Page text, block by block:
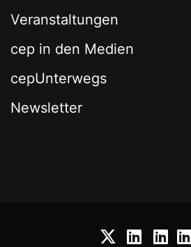
Veranstaltungen
cep in den Medien
cepUnterwegs
Newsletter